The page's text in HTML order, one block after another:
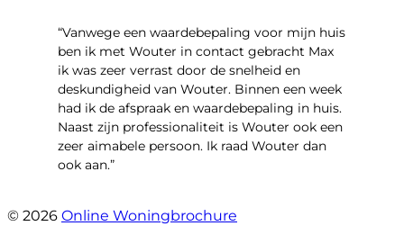
“Vanwege een waardebepaling voor mijn huis
ben ik met Wouter in contact gebracht Max
ik was zeer verrast door de snelheid en
deskundigheid van Wouter. Binnen een week
had ik de afspraak en waardebepaling in huis.
Naast zijn professionaliteit is Wouter ook een
zeer aimabele persoon. Ik raad Wouter dan
ook aan.”
© 2026 Online Woningbrochure